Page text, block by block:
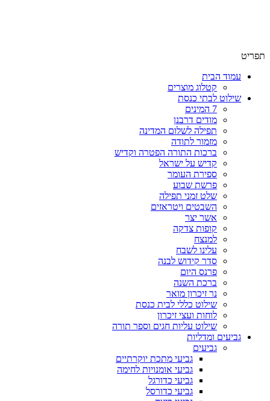
תפריט
עמוד הבית
קטלוג מוצרים
שילוט לבתי כנסת
7 המינים
מודים דרבנן
תפילה לשלום המדינה
מזמור לתודה
ברכות התורה הפטרה וקדיש
קדיש על ישראל
ספירת העומר
פרשת שבוע
שלט זמני תפילה
השבטים ויטראזים
אשר יצר
קופות צדקה
למנצח
עלינו לשבח
סדר קידוש לבנה
פרנס היום
ברכת השנה
נר זיכרון מואר
שילוט כללי לבית כנסת
לוחות ועצי זיכרון
שילוט עליות חגים וספר תורה
גביעים ומדליות
גביעים
גביעי מתכת יוקרתיים
גביעי אומנויות לחימה
גביעי כדורגל
גביעי כדורסל